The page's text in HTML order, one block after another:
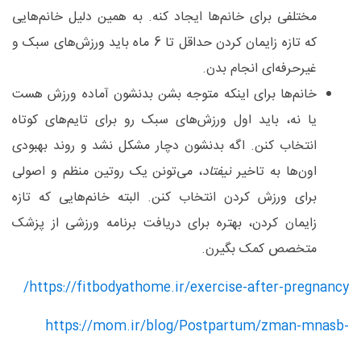
مختلفی برای خانم‌ها ایجاد کنه. به همین دلیل خانم‌هایی
که تازه زایمان کردن حداقل تا 6 ماه باید ورزش‌های سبک و
غیرحرفه‌ای انجام بدن.
خانم‌ها برای اینکه متوجه بشن بدنشون آماده ورزش هست
یا نه، باید اول ورزش‌های سبک رو برای تایم‌های کوتاه
انتخاب کنن. اگه بدنشون دچار مشکل نشد و روند بهبودی
اون‌ها به تاخیرنیفتاد، می‌تونن یک روتین منظم و اصولی
برای ورزش کردن انتخاب کنن. البته خانم‌هایی که تازه
زایمان کردن، بهتره برای دریافت برنامه ورزشی از پزشک
متخصص کمک بگیرن.
https://fitbodyathome.ir/exercise-after-pregnancy
/
https://mom.ir/blog/Postpartum/zman-mnasb-